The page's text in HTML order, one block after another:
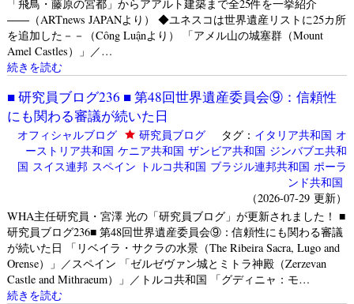
「飛鳥・藤原の宮都」からアアルト建築まで全25件を一挙紹介
――（ARTnews JAPANより） ◆ユネスコは世界遺産リストに25カ所
を追加した－－（Công Luậnより） 「アメル山の城塞群（Mount
Amel Castles）」／…
続きを読む
■ 研究員ブログ236 ■ 第48回世界遺産委員会⑨：信頼性
にも関わる審議が続いた日
オフィシャルブログ 研究員ブログタグ： イタリア共和国 オ
ーストリア共和国 ケニア共和国 ザンビア共和国 ジンバブエ共和
国 スイス連邦 スペイン トルコ共和国 ブラジル連邦共和国 ポーラ
ンド共和国
（2026-07-29 更新）
WHA主任研究員・宮澤 光の「研究員ブログ」が更新されました！ ■
研究員ブログ236■ 第48回世界遺産委員会⑨：信頼性にも関わる審議
が続いた日 「リベイラ・サクラの水景（The Ribeira Sacra, Lugo and
Orense）」／スペイン 「ゼルゼヴァン城とミトラ神殿（Zerzevan
Castle and Mithraeum）」／トルコ共和国 「グディニャ：モ…
続きを読む